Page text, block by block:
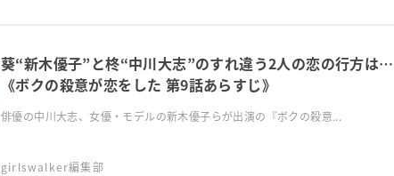
葵“新木優子”と柊“中川大志”のすれ違う2人の恋の行方は…
《ボクの殺意が恋をした 第9話あらすじ》
俳優の中川大志、女優・モデルの新木優子らが出演の『ボクの殺意...
girlswalker編集部